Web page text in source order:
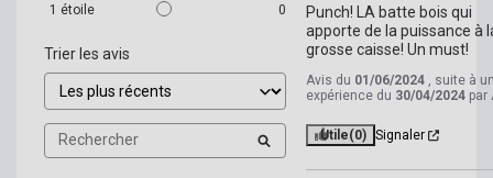
1 étoile 0
Trier les avis
Punch! LA batte bois qui
apporte de la puissance à
grosse caisse! Un must!
Avis du 01/06/2024 , suite à
expérience du 30/04/2024 par
Utile(0) Signaler